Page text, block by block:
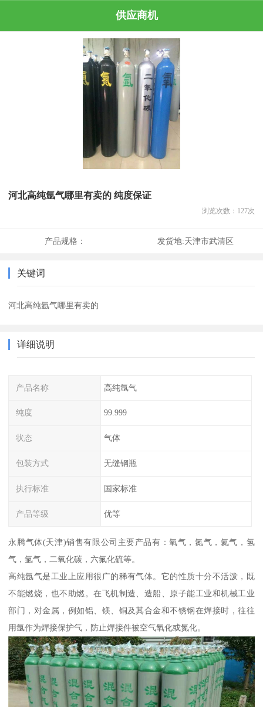
供应商机
河北高纯氩气哪里有卖的 纯度保证
浏览次数： 127次
产品规格： 发货地:天津市武清区
关键词
河北高纯氩气哪里有卖的
详细说明
产品名称 高纯氩气
纯度 99.999
状态 气体
包装方式 无缝钢瓶
执行标准 国家标准
产品等级 优等
永腾气体(天津)销售有限公司主要产品有：氧气，氮气，氦气，氢
气，氩气，二氧化碳，六氟化硫等。
高纯氩气是工业上应用很广的稀有气体。它的性质十分不活泼，既
不能燃烧，也不助燃。在飞机制造、造船、原子能工业和机械工业
部门，对金属，例如铝、镁、铜及其合金和不锈钢在焊接时，往往
用氩作为焊接保护气，防止焊接件被空气氧化或氮化。